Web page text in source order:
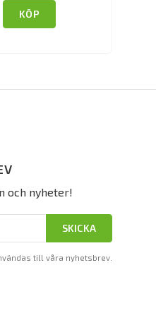
KÖP
och nyheter!
SKICKA
till våra nyhetsbrev.